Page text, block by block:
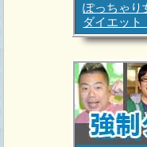
ぽっちゃり
ダイエット